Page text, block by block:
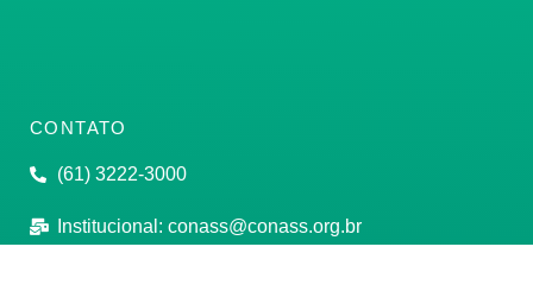
CONTATO
(61) 3222-3000
Institucional: conass@conass.org.br